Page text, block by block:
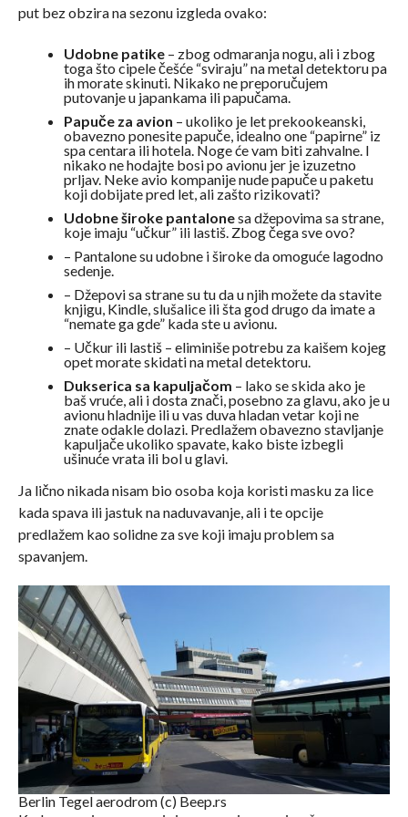
put bez obzira na sezonu izgleda ovako:
Udobne patike– zbog odmaranja nogu, ali i zbog
toga što cipele češće “sviraju” na metal detektoru pa
ih morate skinuti. Nikako ne preporučujem
putovanje u japankama ili papučama.
Papuče za avion – ukoliko je let prekookeanski,
obavezno ponesite papuče, idealno one “papirne” iz
spa centara ili hotela. Noge će vam biti zahvalne. I
nikako ne hodajte bosi po avionu jer je izuzetno
prljav. Neke avio kompanije nude papuče u paketu
koji dobijate pred let, ali zašto rizikovati?
Udobne široke pantalonesa džepovima sa strane,
koje imaju “učkur” ili lastiš. Zbog čega sve ovo?
– Pantalone su udobne i široke da omoguće lagodno
sedenje.
– Džepovi sa strane su tu da u njih možete da stavite
knjigu, Kindle, slušalice ili šta god drugo da imate a
“nemate ga gde” kada ste u avionu.
– Učkur ili lastiš – eliminiše potrebu za kaišem kojeg
opet morate skidati na metal detektoru.
Dukserica sa kapuljačom – lako se skida ako je
baš vruće, ali i dosta znači, posebno za glavu, ako je u
avionu hladnije ili u vas duva hladan vetar koji ne
znate odakle dolazi. Predlažem obavezno stavljanje
kapuljače ukoliko spavate, kako biste izbegli
ušinuće vrata ili bol u glavi.
Ja lično nikada nisam bio osoba koja koristi masku za lice
kada spava ili jastuk na naduvavanje, ali i te opcije
predlažem kao solidne za sve koji imaju problem sa
spavanjem.
Berlin Tegel aerodrom (c) Beep.rs